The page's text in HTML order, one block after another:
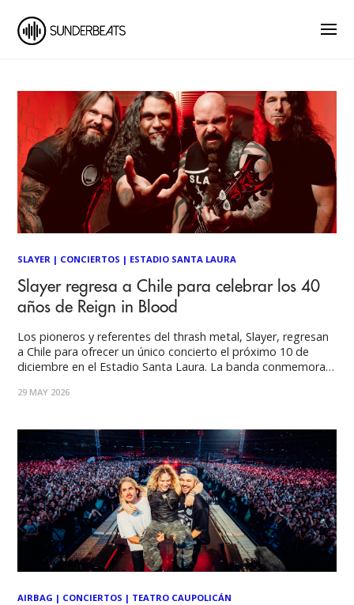
SLAYER | CONCIERTOS | ESTADIO SANTA LAURA
Slayer regresa a Chile para celebrar los 40
años de Reign in Blood
Los pioneros y referentes del thrash metal, Slayer, regresan
a Chile para ofrecer un único concierto el próximo 10 de
diciembre en el Estadio Santa Laura. La banda conmemorará
Blood, interpretando en su totalidad esta obra que redefinió
29 MAY 2026
AIRBAG | CONCIERTOS | TEATRO CAUPOLICÁN